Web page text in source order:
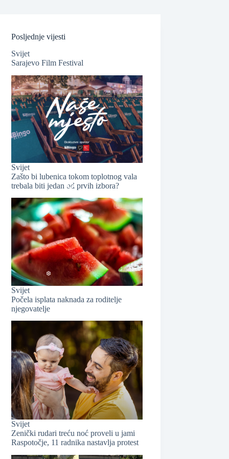
Posljednje vijesti
Svijet
Sarajevo Film Festival
Svijet
Zašto bi lubenica tokom toplotnog vala
trebala biti jedan od prvih izbora?
Svijet
Počela isplata naknada za roditelje
njegovatelje
Svijet
Zenički rudari treću noć proveli u jami
Raspotočje, 11 radnika nastavlja protest
❆
❆